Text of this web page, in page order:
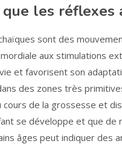
que les réflexes
sont des
aux stimulations
et favorisent son
des zones très
cours de la grossesse et
se développe et que
âges peut indiquer des